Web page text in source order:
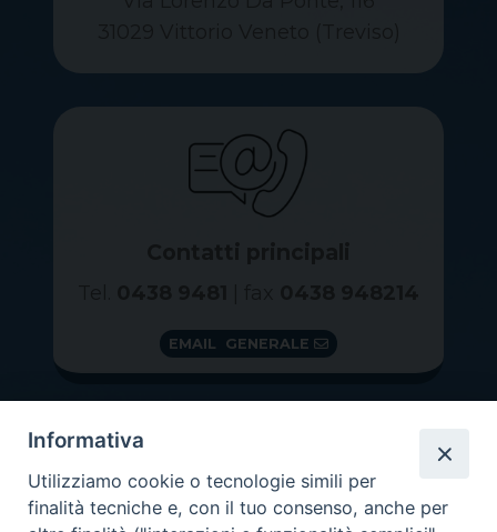
EMAIL GENERALE
Informativa
Utilizziamo cookie o tecnologie simili per
finalità tecniche e, con il tuo consenso, anche per